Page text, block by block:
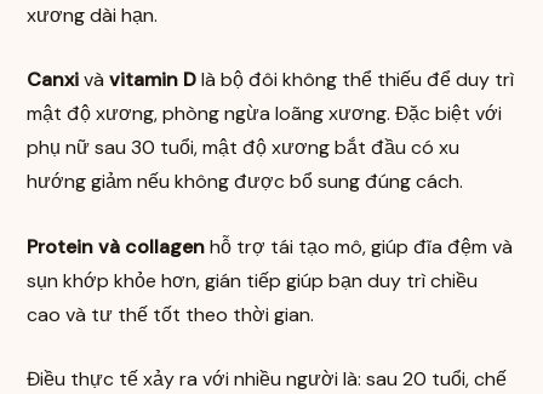
xương dài hạn.
Canxivàvitamin Dlà bộ đôi không thể thiếu để duy trì
mật độ xương, phòng ngừa loãng xương. Đặc biệt với
phụ nữ sau 30 tuổi, mật độ xương bắt đầu có xu
hướng giảm nếu không được bổ sung đúng cách.
Protein và collagenhỗ trợ tái tạo mô, giúp đĩa đệm và
sụn khớp khỏe hơn, gián tiếp giúp bạn duy trì chiều
cao và tư thế tốt theo thời gian.
Điều thực tế xảy ra với nhiều người là: sau 20 tuổi, chế